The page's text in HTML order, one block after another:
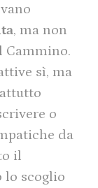
, ma non
Cammino.
sì, ma
o
da
il
lo scoglio